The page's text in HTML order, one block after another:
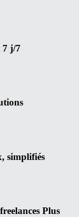
7 j/7
simplifiés
Plus